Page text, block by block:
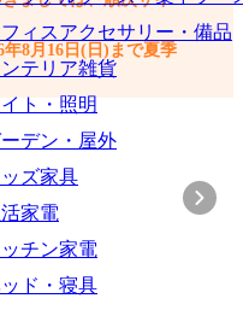
ィスアクセサリー・備品
テリア雑貨
ト・照明
デン・屋外
ズ家具
家電
チン家電
ド・寝具
8月16日(日)まで夏季